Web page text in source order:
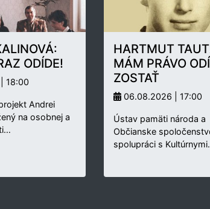
ODÍDE!
18:00
Andrei
na osobnej a
HARTMUT
MÁM PRÁVO
ZOSTAŤ
06.08.2026 | 17:00
Ústav pamäti národa a
Občianske
spolupráci s